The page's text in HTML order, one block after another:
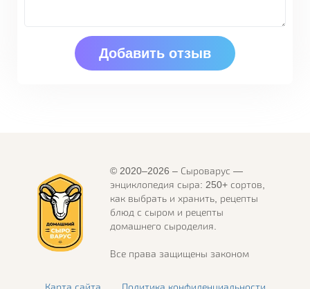
© 2020–2026 – Сыроварус —
энциклопедия сыра: 250+ сортов,
как выбрать и хранить, рецепты
блюд с сыром и рецепты
домашнего сыроделия.
Все права защищены законом